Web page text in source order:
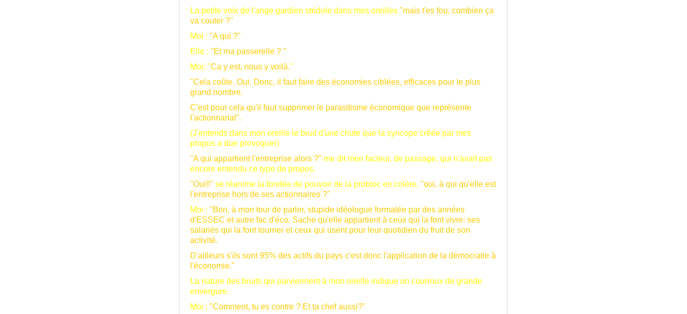
La petite voix de l'ange gardien stridule dans mes oreilles "mais t'es fou, combien ça
va couter ?"
Moi : "A qui ?"
Elle : "Et ma passerelle ? "
Moi: "Ca y est, nous y voilà."
"Cela coûte. Oui. Donc, il faut faire des économies ciblées, efficaces pour le plus
grand nombre.
C'est pour cela qu'il faut supprimer le parasitisme économique que représente
l'actionnariat".
(J'entends dans mon oreille le bruit d'une chute que la syncope créée par mes
propos a due provoquer)
"A qui appartient l'entreprise alors ?" me dit mon facteur, de passage, qui n'avait pas
encore entendu ce type de propos.
"Oui!!" se réanime la fondée de pouvoir de la probloc en colère, "oui, à qui qu'elle est
l'entreprise hors de ses actionnaires ?"
Moi : "Bon, à mon tour de parler, stupide idéologue formatée par des années
d'ESSEC et autre fac d'éco. Sache qu'elle appartient à ceux qui la font vivre: ses
salariés qui la font tourner et ceux qui usent pour leur quotidien du fruit de son
activité.
D'ailleurs s'ils sont 95% des actifs du pays c'est donc l'application de la démocratie à
l'économie."
La nature des bruits qui parviennent à mon oreille indique un courroux de grande
envergure.
Moi : "Comment, tu es contre ? Et ta chef aussi?"